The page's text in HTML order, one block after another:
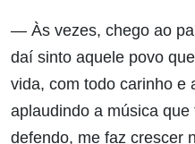
— Às vezes, chego ao
daí sinto aquele povo
vida, com todo carinho e
aplaudindo a música
defendo, me faz crescer